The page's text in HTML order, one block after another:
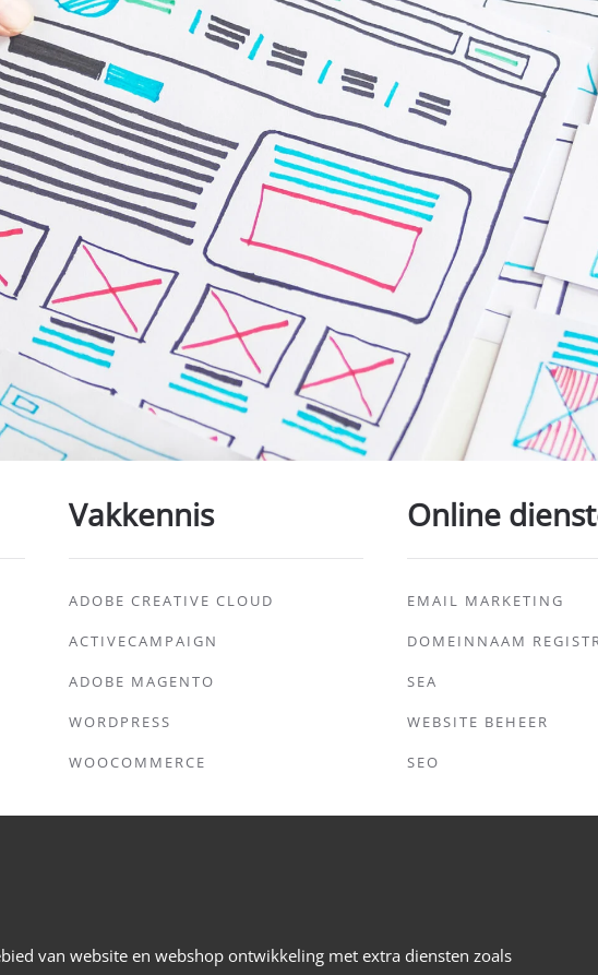
Vakkennis
ADOBE CREATIVE CLOUD
ACTIVECAMPAIGN
ADOBE MAGENTO
WORDPRESS
WOOCOMMERCE
Online
EMAIL MARKETING
DOMEINNAAM
SEA
WEBSITE BEHEER
SEO
van website en webshop ontwikkeling met extra diensten zoals